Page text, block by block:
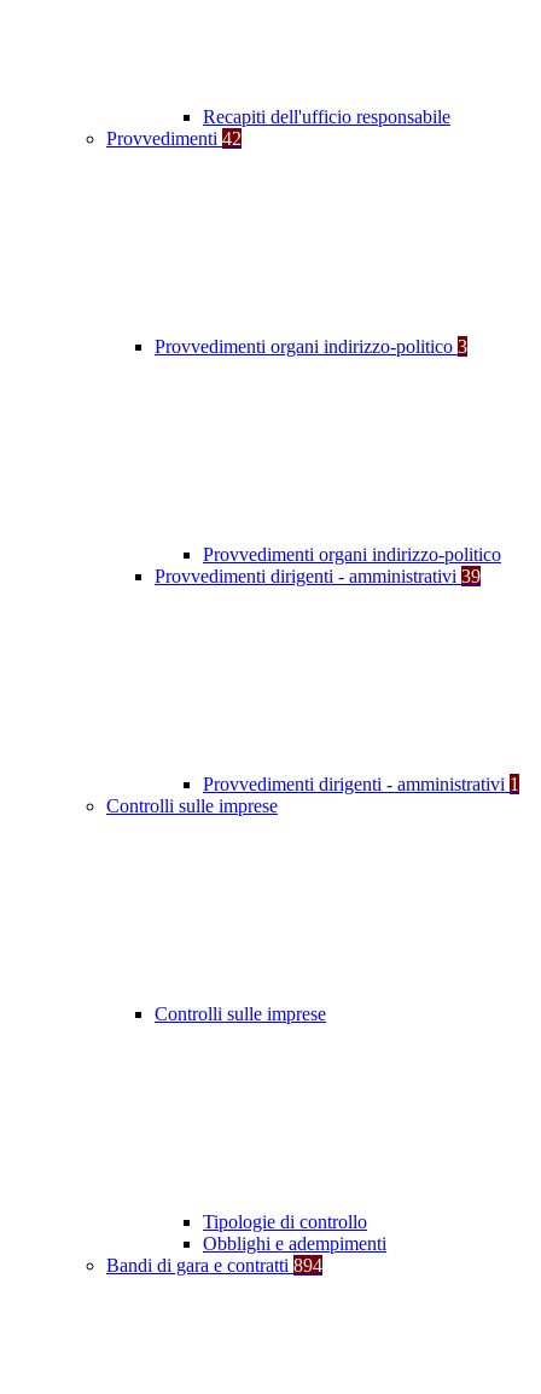
Recapiti dell'ufficio responsabile
Provvedimenti 42
Provvedimenti organi indirizzo-politico 3
Provvedimenti organi indirizzo-politico
Provvedimenti dirigenti - amministrativi 39
Provvedimenti dirigenti - amministrativi 1
Controlli sulle imprese
Controlli sulle imprese
Tipologie di controllo
Obblighi e adempimenti
Bandi di gara e contratti 894